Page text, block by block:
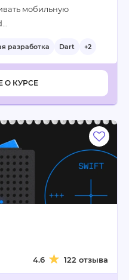
мобильную
разработка Dart +2
О КУРСЕ
4.6 122 отзыва